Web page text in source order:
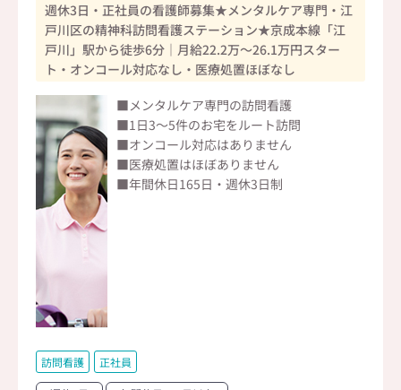
週休3日・正社員の看護師募集★メンタルケア専門・江
戸川区の精神科訪問看護ステーション★京成本線「江
戸川」駅から徒歩6分｜月給22.2万～26.1万円スター
ト・オンコール対応なし・医療処置ほぼなし
■メンタルケア専門の訪問看護
■1日3～5件のお宅をルート訪問
■オンコール対応はありません
■医療処置はほぼありません
■年間休日165日・週休3日制
訪問看護 正社員